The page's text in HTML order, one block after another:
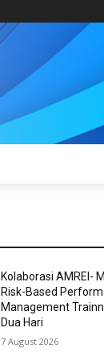
Kolaborasi AMREI-
Risk-Based
Management
Dua Hari
7 August 2026